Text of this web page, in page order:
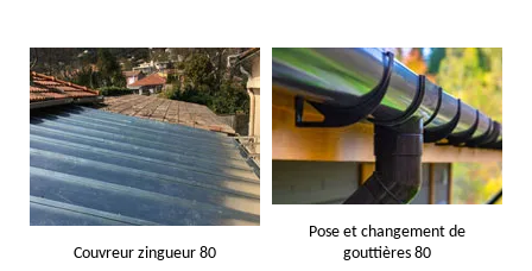
Couvreur zingueur 80
Pose et changement de
gouttières 80